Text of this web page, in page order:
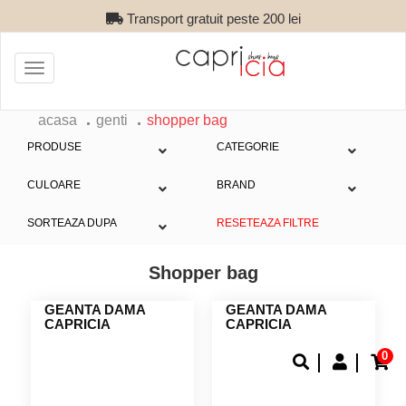
Transport gratuit peste 200 lei
0
Toggle
navigation
acasa genti shopper bag
PRODUSE CATEGORIE
CULOARE BRAND
SORTEAZA DUPA RESETEAZA FILTRE
Shopper bag
GEANTA DAMA
CAPRICIA
GEANTA DAMA
CAPRICIA